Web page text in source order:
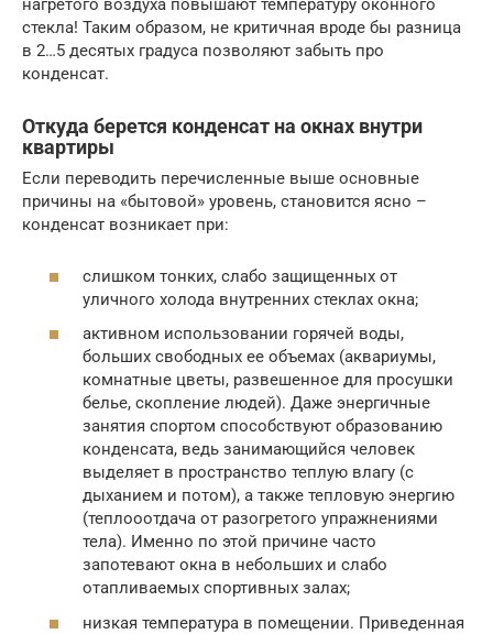
нагретого воздуха повышают температуру оконного
стекла! Таким образом, не критичная вроде бы разница
в 2…5 десятых градуса позволяют забыть про
конденсат.
Откуда берется конденсат на окнах внутри
квартиры
Если переводить перечисленные выше основные
причины на «бытовой» уровень, становится ясно –
конденсат возникает при:
слишком тонких, слабо защищенных от
уличного холода внутренних стеклах окна;
активном использовании горячей воды,
больших свободных ее объемах (аквариумы,
комнатные цветы, развешенное для просушки
белье, скопление людей). Даже энергичные
занятия спортом способствуют образованию
конденсата, ведь занимающийся человек
выделяет в пространство теплую влагу (с
дыханием и потом), а также тепловую энергию
(теплооотдача от разогретого упражнениями
тела). Именно по этой причине часто
запотевают окна в небольших и слабо
отапливаемых спортивных залах;
низкая температура в помещении. Приведенная